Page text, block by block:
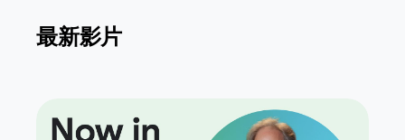
最新影片